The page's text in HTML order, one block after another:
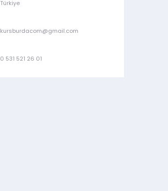
Türkiye
kursburdacom@gmail.com
0 531 521 26 01